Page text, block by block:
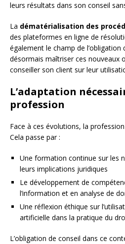
leurs résultats dans son conseil
La dématérialisation des
des plateformes en ligne de
également le champ de l’obligation
désormais maîtriser ces nouveaux
conseiller son client sur leur
L’adaptation
profession
Face à ces évolutions, la profession
Cela passe par :
Une formation continue sur les
leurs implications juridiques
Le développement de
l’information et en analyse de
Une réflexion éthique sur
artificielle dans la pratique du
L’obligation de conseil dans ce